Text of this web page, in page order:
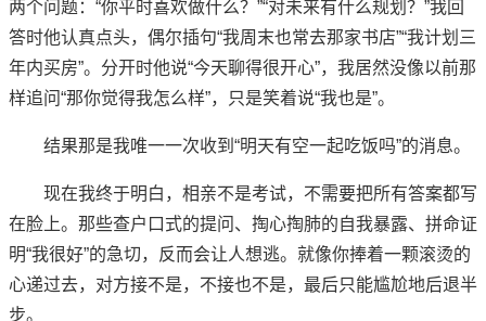
两个问题：“你平时喜欢做什么？”“对未来有什么规划？”我回
答时他认真点头，偶尔插句“我周末也常去那家书店”“我计划三
年内买房”。分开时他说“今天聊得很开心”，我居然没像以前那
样追问“那你觉得我怎么样”，只是笑着说“我也是”。
结果那是我唯一一次收到“明天有空一起吃饭吗”的消息。
现在我终于明白，相亲不是考试，不需要把所有答案都写
在脸上。那些查户口式的提问、掏心掏肺的自我暴露、拼命证
明“我很好”的急切，反而会让人想逃。就像你捧着一颗滚烫的
心递过去，对方接不是，不接也不是，最后只能尴尬地后退半
步。